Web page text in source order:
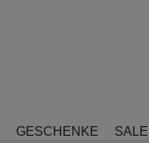
GESCHENKE SALE